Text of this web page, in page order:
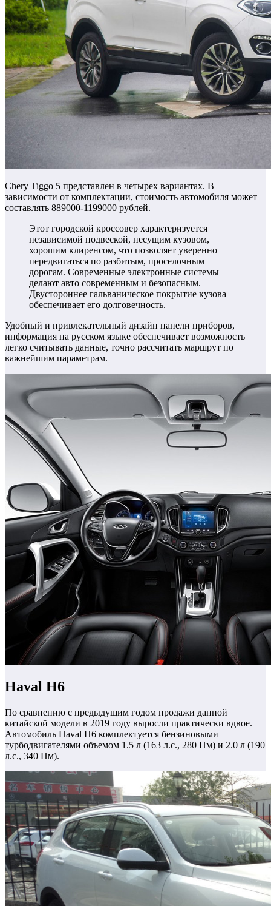
Chery Tiggo 5 представлен в четырех вариантах. В
зависимости от комплектации, стоимость автомобиля может
составлять 889000-1199000 рублей.
Этот городской кроссовер характеризуется
независимой подвеской, несущим кузовом,
хорошим клиренсом, что позволяет уверенно
передвигаться по разбитым, проселочным
дорогам. Современные электронные системы
делают авто современным и безопасным.
Двустороннее гальваническое покрытие кузова
обеспечивает его долговечность.
Удобный и привлекательный дизайн панели приборов,
информация на русском языке обеспечивает возможность
легко считывать данные, точно рассчитать маршрут по
важнейшим параметрам.
Haval H6
По сравнению с предыдущим годом продажи данной
китайской модели в 2019 году выросли практически вдвое.
Автомобиль Haval H6 комплектуется бензиновыми
турбодвигателями объемом 1.5 л (163 л.с., 280 Нм) и 2.0 л (190
л.с., 340 Нм).